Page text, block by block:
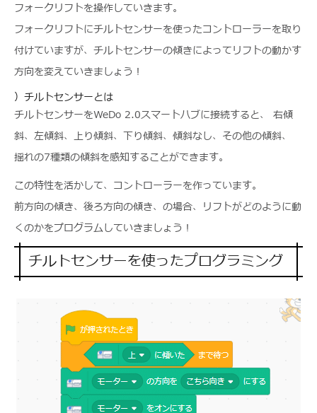
フォークリフトを操作していきます。
フォークリフトにチルトセンサーを使ったコントローラーを取り
付けていますが、チルトセンサーの傾きによってリフトの動かす
方向を変えていきましょう！
）チルトセンサーとは
チルトセンサーをWeDo 2.0スマートハブに接続すると、 右傾
斜、左傾斜、上り傾斜、下り傾斜、傾斜なし、その他の傾斜、
揺れの7種類の傾斜を感知することができます。
この特性を活かして、コントローラーを作っています。
前方向の傾き、後ろ方向の傾き、の場合、リフトがどのように動
くのかをプログラムしていきましょう！
チルトセンサーを使ったプログラミング